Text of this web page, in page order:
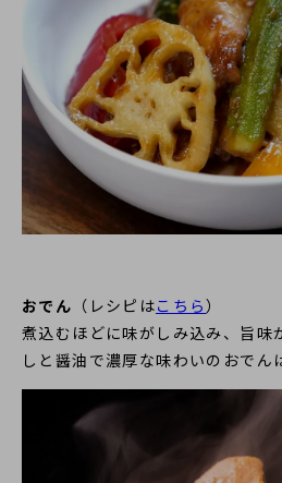
おでん （レシピはこちら）
煮込むほどに味がしみ込み、旨味
しと醤油で濃厚な味わいのおでん